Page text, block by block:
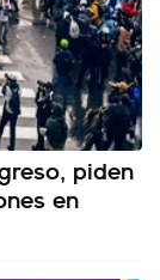
piden
en